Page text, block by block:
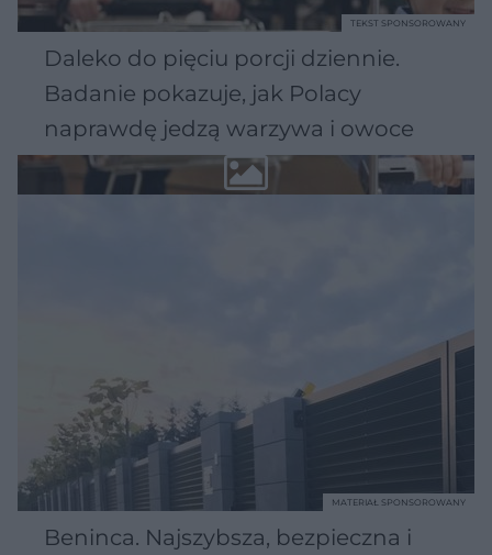
Daleko do pięciu porcji dziennie.
Badanie pokazuje, jak Polacy
naprawdę jedzą warzywa i owoce
TEKST SPONSOROWANY
Beninca. Najszybsza, bezpieczna i
MATERIAŁ SPONSOROWANY